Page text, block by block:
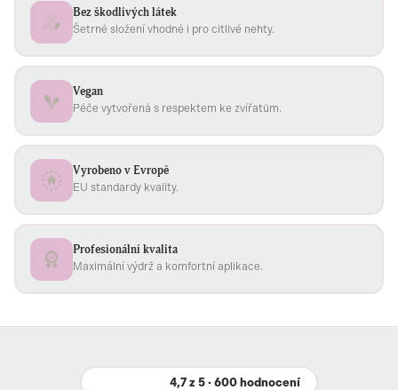
Bez škodlivých látek
Šetrné složení vhodné i pro citlivé nehty.
Vegan
Péče vytvořená s respektem ke zvířatům.
Vyrobeno v Evropě
EU standardy kvality.
Profesionální kvalita
Maximální výdrž a komfortní aplikace.
4,7 z 5 · 600 hodnocení